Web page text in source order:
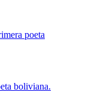
boliviana.